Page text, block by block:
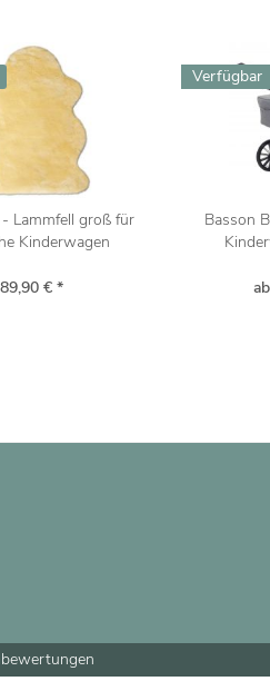
Lammfell groß für
Kinderwagen
89,90 € *
Verfügbar
Basson